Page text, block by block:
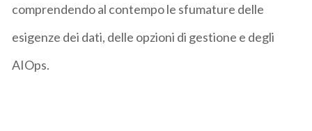
comprendendo al contempo le sfumature delle
esigenze dei dati, delle opzioni di gestione e degli
AIOps.